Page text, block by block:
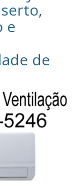
e
de